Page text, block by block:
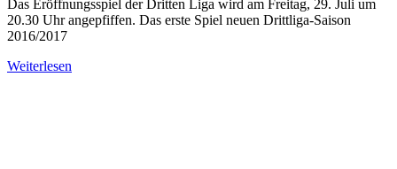
Das Eröffnungsspiel der Dritten Liga wird am Freitag, 29. Juli um
20.30 Uhr angepfiffen. Das erste Spiel neuen Drittliga-Saison
2016/2017
Weiterlesen